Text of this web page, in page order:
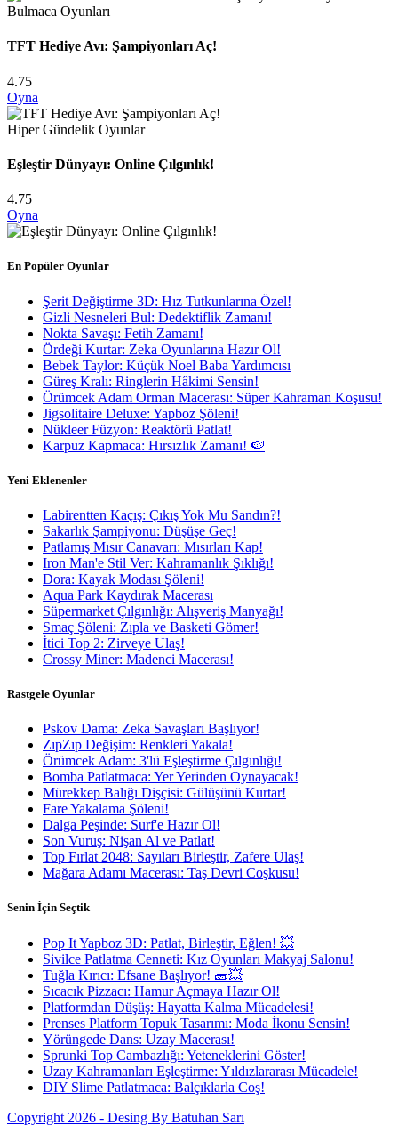
Bulmaca Oyunları
TFT Hediye Avı: Şampiyonları Aç!
4.75
Oyna
Hiper Gündelik Oyunlar
Eşleştir Dünyayı: Online Çılgınlık!
4.75
Oyna
En Popüler Oyunlar
Şerit Değiştirme 3D: Hız Tutkunlarına Özel!
Gizli Nesneleri Bul: Dedektiflik Zamanı!
Nokta Savaşı: Fetih Zamanı!
Ördeği Kurtar: Zeka Oyunlarına Hazır Ol!
Bebek Taylor: Küçük Noel Baba Yardımcısı
Güreş Kralı: Ringlerin Hâkimi Sensin!
Örümcek Adam Orman Macerası: Süper Kahraman Koşusu!
Jigsolitaire Deluxe: Yapboz Şöleni!
Nükleer Füzyon: Reaktörü Patlat!
Karpuz Kapmaca: Hırsızlık Zamanı! 🍉
Yeni Eklenenler
Labirentten Kaçış: Çıkış Yok Mu Sandın?!
Sakarlık Şampiyonu: Düşüşe Geç!
Patlamış Mısır Canavarı: Mısırları Kap!
Iron Man'e Stil Ver: Kahramanlık Şıklığı!
Dora: Kayak Modası Şöleni!
Aqua Park Kaydırak Macerası
Süpermarket Çılgınlığı: Alışveriş Manyağı!
Smaç Şöleni: Zıpla ve Basketi Gömer!
İtici Top 2: Zirveye Ulaş!
Crossy Miner: Madenci Macerası!
Rastgele Oyunlar
Pskov Dama: Zeka Savaşları Başlıyor!
ZıpZıp Değişim: Renkleri Yakala!
Örümcek Adam: 3'lü Eşleştirme Çılgınlığı!
Bomba Patlatmaca: Yer Yerinden Oynayacak!
Mürekkep Balığı Dişçisi: Gülüşünü Kurtar!
Fare Yakalama Şöleni!
Dalga Peşinde: Surf'e Hazır Ol!
Son Vuruş: Nişan Al ve Patlat!
Top Fırlat 2048: Sayıları Birleştir, Zafere Ulaş!
Mağara Adamı Macerası: Taş Devri Coşkusu!
Senin İçin Seçtik
Pop It Yapboz 3D: Patlat, Birleştir, Eğlen! 💥
Sivilce Patlatma Cenneti: Kız Oyunları Makyaj Salonu!
Tuğla Kırıcı: Efsane Başlıyor! 🧱💥
Sıcacık Pizzacı: Hamur Açmaya Hazır Ol!
Platformdan Düşüş: Hayatta Kalma Mücadelesi!
Prenses Platform Topuk Tasarımı: Moda İkonu Sensin!
Yörüngede Dans: Uzay Macerası!
Sprunki Top Cambazlığı: Yeteneklerini Göster!
Uzay Kahramanları Eşleştirme: Yıldızlararası Mücadele!
DIY Slime Patlatmaca: Balçıklarla Coş!
Copyright 2026 - Desing By Batuhan Sarı